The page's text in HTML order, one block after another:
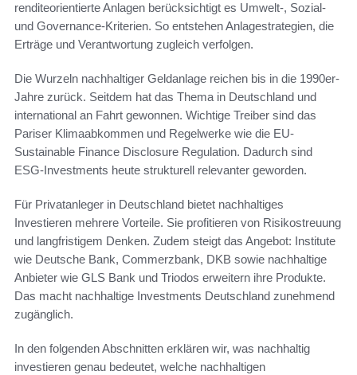
renditeorientierte Anlagen berücksichtigt es Umwelt-, Sozial-
und Governance-Kriterien. So entstehen Anlagestrategien, die
Erträge und Verantwortung zugleich verfolgen.
Die Wurzeln nachhaltiger Geldanlage reichen bis in die 1990er-
Jahre zurück. Seitdem hat das Thema in Deutschland und
international an Fahrt gewonnen. Wichtige Treiber sind das
Pariser Klimaabkommen und Regelwerke wie die EU-
Sustainable Finance Disclosure Regulation. Dadurch sind
ESG-Investments heute strukturell relevanter geworden.
Für Privatanleger in Deutschland bietet nachhaltiges
Investieren mehrere Vorteile. Sie profitieren von Risikostreuung
und langfristigem Denken. Zudem steigt das Angebot: Institute
wie Deutsche Bank, Commerzbank, DKB sowie nachhaltige
Anbieter wie GLS Bank und Triodos erweitern ihre Produkte.
Das macht nachhaltige Investments Deutschland zunehmend
zugänglich.
In den folgenden Abschnitten erklären wir, was nachhaltig
investieren genau bedeutet, welche nachhaltigen